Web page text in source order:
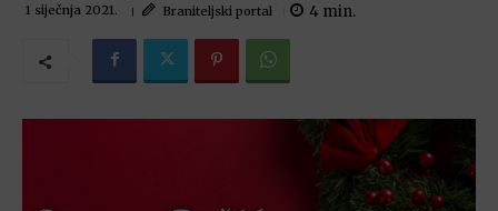
1 siječnja 2021. Braniteljski portal 4 min.